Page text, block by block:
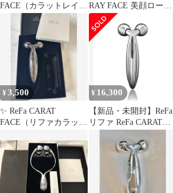
FACE（カラットレイフ
ェイス）ローラー
RAY FACE 美顔ローラ
ー 本体
¥3,500
✨ ReFa CARAT
FACE（リファカラット
¥ 16,300
【新品・未開封】ReFa
リファ ReFa CARAT